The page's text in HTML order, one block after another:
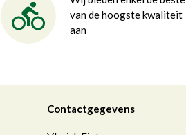
van de hoogste kwaliteit
aan
Contactgegevens